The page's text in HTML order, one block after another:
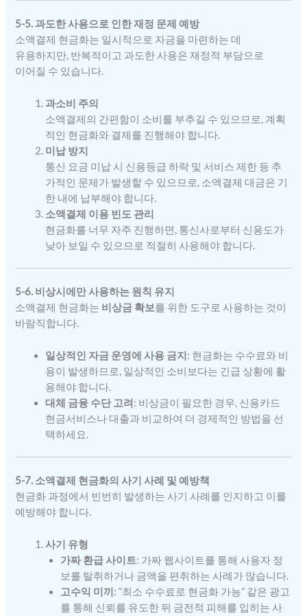
5-5. 과도한 사용으로 인한 재정 문제 예방
소액결제 현금화는 일시적으로 자금을 마련하는 데
유용하지만, 반복적이고 과도한 사용은 재정적 부담으로
이어질 수 있습니다.
과소비 주의
소액결제의 간편함이 소비를 부추길 수 있으므로, 계획
적인 현금화와 결제를 진행해야 합니다.
미납 방지
통신 요금 미납 시 신용등급 하락 및 서비스 제한 등 추
가적인 문제가 발생할 수 있으므로, 소액결제 대금은 기
한 내에 납부해야 합니다.
소액결제 이용 빈도 관리
현금화를 너무 자주 진행하면, 통신사로부터 신용도가
낮아 보일 수 있으므로 적절히 사용해야 합니다.
5-6. 비상시에만 사용하는 원칙 유지
소액결제 현금화는 비상금 확보를 위한 도구로 사용하는 것이
바람직합니다.
일상적인 자금 운영에 사용 금지 : 현금화는 수수료와 비
용이 발생하므로, 일상적인 소비보다는 긴급 상황에 활
용해야 합니다.
대체 금융 수단 고려 : 비상금이 필요한 경우, 신용카드
현금서비스나 대출과 비교하여 더 경제적인 방법을 선
택하세요.
5-7. 소액결제 현금화의 사기 사례 및 예방책
현금화 과정에서 빈번히 발생하는 사기 사례를 인지하고 이를
예방해야 합니다.
사기 유형
가짜 환급 사이트: 가짜 웹사이트를 통해 사용자 정
보를 탈취하거나 금액을 편취하는 사례가 많습니다.
고수익 미끼 : “최소 수수료로 현금화 가능” 같은 광고
를 통해 신뢰를 유도한 뒤 금전적 피해를 입히는 사